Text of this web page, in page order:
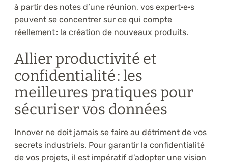
à partir des notes d’une réunion, vos expert·e·s
peuvent se concentrer sur ce qui compte
réellement : la création de nouveaux produits.
Allier productivité et
confidentialité : les
meilleures pratiques pour
sécuriser vos données
Innover ne doit jamais se faire au détriment de vos
secrets industriels. Pour garantir la confidentialité
de vos projets, il est impératif d’adopter une vision